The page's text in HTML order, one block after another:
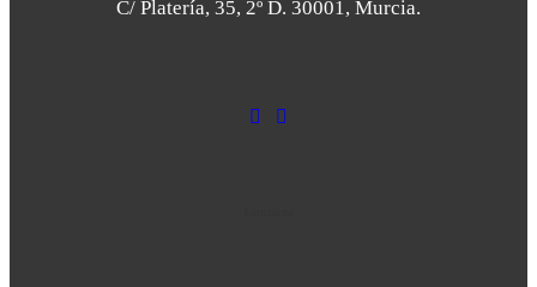
C/ Platería, 35, 2º D. 30001, Murcia.